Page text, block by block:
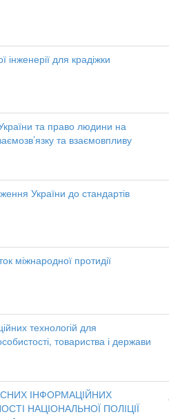
інженерії для крадіжки
та право людини на
та взаємовпливу
України до стандартів
міжнародної протидії
технологій для
товариства і держави
ІНФОРМАЦІЙНИХ
НАЦІОНАЛЬНОЇ ПОЛІЦІЇ